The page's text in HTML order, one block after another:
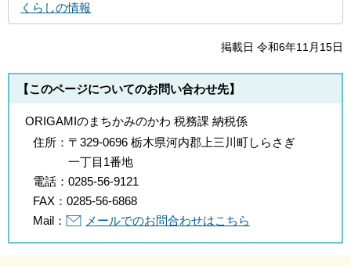
くらしの情報
掲載日 令和6年11月15日
【このページについてのお問い合わせ先】
ORIGAMIのまちかみのかわ 税務課 納税係
住所： 〒329-0696 栃木県河内郡上三川町しらさぎ
一丁目1番地
電話： 0285-56-9121
FAX： 0285-56-6868
Mail：
メールでのお問合わせはこちら